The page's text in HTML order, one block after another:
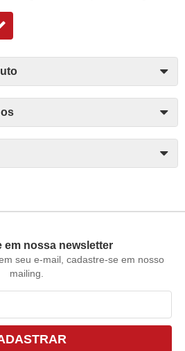
em nossa newsletter
seu e-mail, cadastre-se em nosso
mailing.